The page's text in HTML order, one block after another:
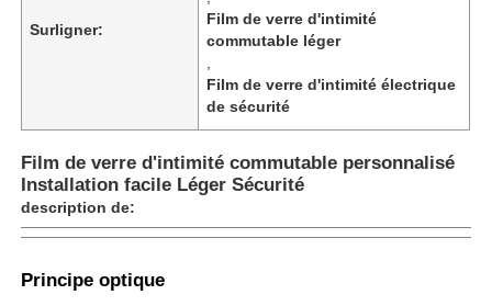
Surligner:
Film de verre d'intimité
commutable léger
Film de verre d'intimité électrique
de sécurité
Film de verre d'intimité commutable personnalisé
Installation facile Léger Sécurité
description de:
Principe optique